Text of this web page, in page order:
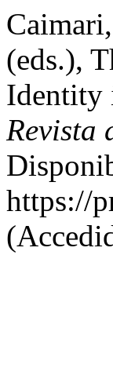
(eds.),
Identity
Revista
https://